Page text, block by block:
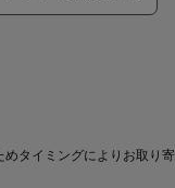
タイミングによりお取り